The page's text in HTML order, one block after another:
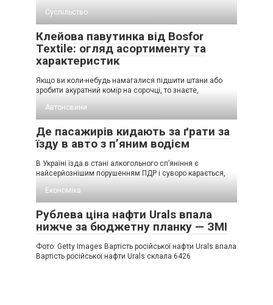
Суспільство
Клейова павутинка від Bosfor
Textile: огляд асортименту та
характеристик
Якщо ви коли-небудь намагалися підшити штани або
зробити акуратний комір на сорочці, то знаєте,
Автоновини
Де пасажирів кидають за ґрати за
їзду в авто з п’яним водієм
В Україні їзда в стані алкогольного сп’яніння є
найсерйознішим порушенням ПДР і суворо карається,
Економіка
Рублева ціна нафти Urals впала
нижче за бюджетну планку — ЗМІ
Фото: Getty Images Вартість російської нафти Urals впала
Вартість російської нафти Urals склала 6426